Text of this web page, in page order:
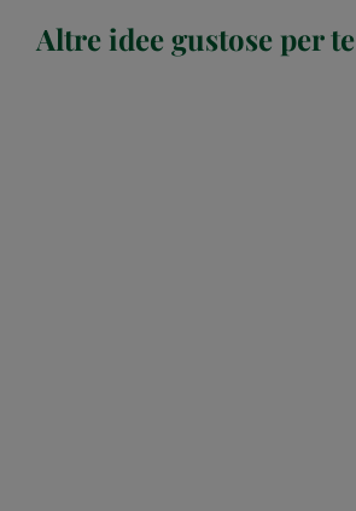
Altre idee gustose per te